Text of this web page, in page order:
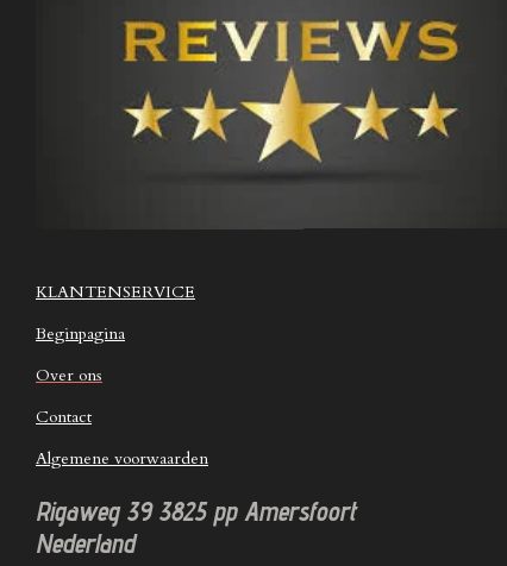
KLANTENSERVICE
Beginpagina
Over ons
Contact
Algemene voorwaarden
Rigaweg 393825 pp Amersfoort
Nederland